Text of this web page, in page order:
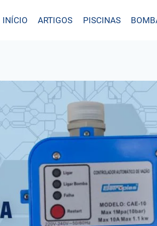
INÍCIO ARTIGOS PISCINAS